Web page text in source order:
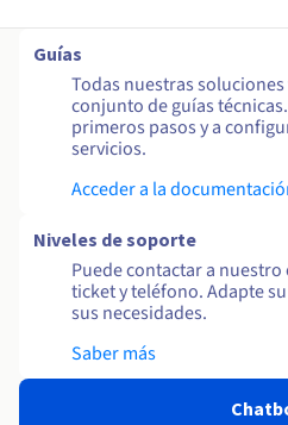
Guías
Todas nuestras
conjunto de guías
primeros pasos y a
servicios.
Acceder a la
Niveles de soporte
Puede contactar a
ticket y teléfono. Adapte
sus necesidades.
Saber más